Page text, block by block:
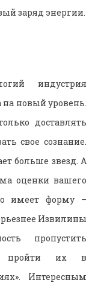
заряд энергии.
индустрия
новый уровень.
доставлять
свое сознание.
больше звезд. А
оценки вашего
имеет форму –
Извилины
пропустить
пройти их в
Интересным